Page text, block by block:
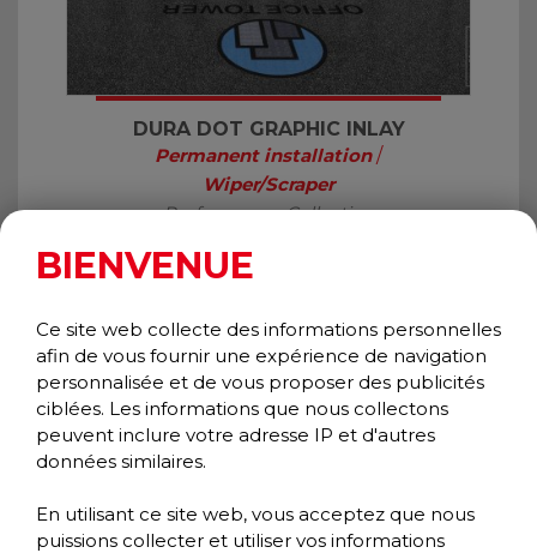
DURA DOT GRAPHIC INLAY
Permanent installation /
Wiper/Scraper
Performance Collection
BIENVENUE
Ce site web collecte des informations personnelles
afin de vous fournir une expérience de navigation
personnalisée et de vous proposer des publicités
ciblées. Les informations que nous collectons
peuvent inclure votre adresse IP et d'autres
données similaires.
En utilisant ce site web, vous acceptez que nous
puissions collecter et utiliser vos informations